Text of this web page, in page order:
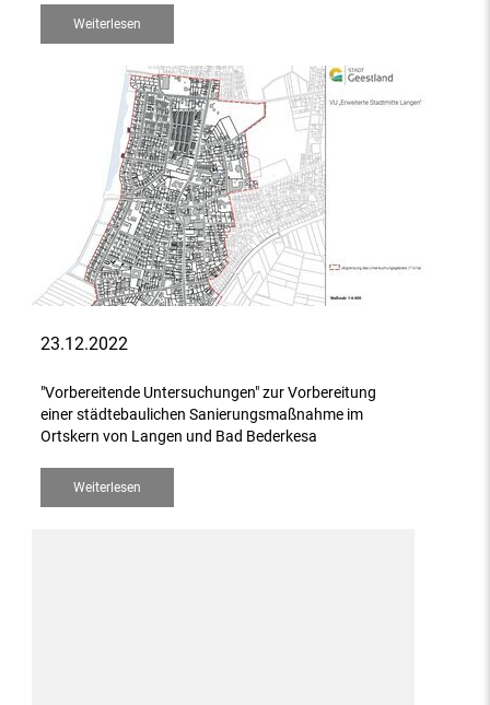
Weiterlesen
23.12.2022
"Vorbereitende Untersuchungen" zur Vorbereitung
einer städtebaulichen Sanierungsmaßnahme im
Ortskern von Langen und Bad Bederkesa
Weiterlesen